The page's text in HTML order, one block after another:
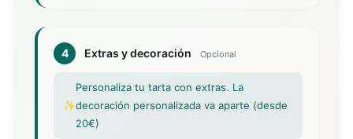
4 Extras y decoración Opcional
✨
Personaliza tu tarta con extras. La
decoración personalizada va aparte (desde
20€)